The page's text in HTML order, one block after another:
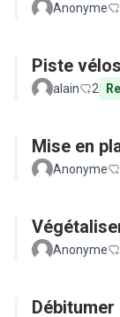
Anonyme
Piste
alain 2
Mise en
Anonyme
Anonyme
Débitumer